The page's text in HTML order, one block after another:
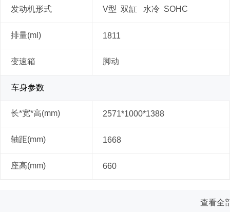
发动机形式 V型 双缸 水冷 SOHC
排量(ml) 1811
变速箱 脚动
车身参数
长*宽*高(mm) 2571*1000*1388
轴距(mm) 1668
座高(mm) 660
查看全